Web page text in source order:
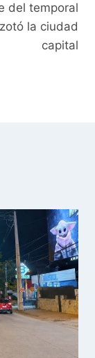
del temporal
la ciudad
capital